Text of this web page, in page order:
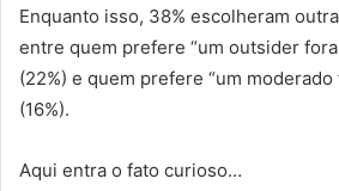
Enquanto isso, 38% escolheram
entre quem prefere “um outsider fora
(22%) e quem prefere “um moderado
(16%).
Aqui entra o fato curioso…